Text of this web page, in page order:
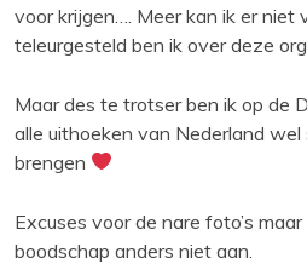
voor krijgen…. Meer kan ik er niet
teleurgesteld ben ik over deze
Maar des te trotser ben ik op de
alle uithoeken van Nederland wel
brengen
Excuses voor de nare foto’s
boodschap anders niet aan.